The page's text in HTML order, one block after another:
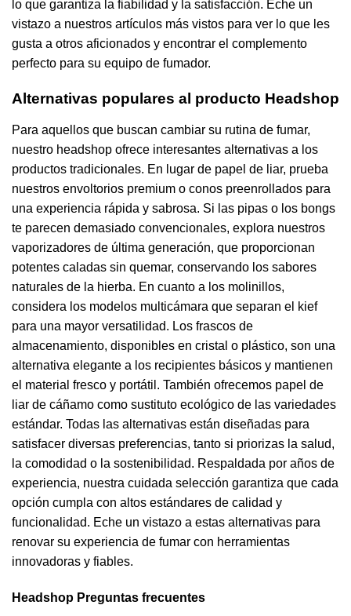
lo que garantiza la fiabilidad y la satisfacción. Eche un
vistazo a nuestros artículos más vistos para ver lo que les
gusta a otros aficionados y encontrar el complemento
perfecto para su equipo de fumador.
Alternativas populares al producto Headshop
Para aquellos que buscan cambiar su rutina de fumar,
nuestro headshop ofrece interesantes alternativas a los
productos tradicionales. En lugar de papel de liar, prueba
nuestros envoltorios premium o conos preenrollados para
una experiencia rápida y sabrosa. Si las pipas o los bongs
te parecen demasiado convencionales, explora nuestros
vaporizadores de última generación, que proporcionan
potentes caladas sin quemar, conservando los sabores
naturales de la hierba. En cuanto a los molinillos,
considera los modelos multicámara que separan el kief
para una mayor versatilidad. Los frascos de
almacenamiento, disponibles en cristal o plástico, son una
alternativa elegante a los recipientes básicos y mantienen
el material fresco y portátil. También ofrecemos papel de
liar de cáñamo como sustituto ecológico de las variedades
estándar. Todas las alternativas están diseñadas para
satisfacer diversas preferencias, tanto si priorizas la salud,
la comodidad o la sostenibilidad. Respaldada por años de
experiencia, nuestra cuidada selección garantiza que cada
opción cumpla con altos estándares de calidad y
funcionalidad. Eche un vistazo a estas alternativas para
renovar su experiencia de fumar con herramientas
innovadoras y fiables.
Headshop Preguntas frecuentes